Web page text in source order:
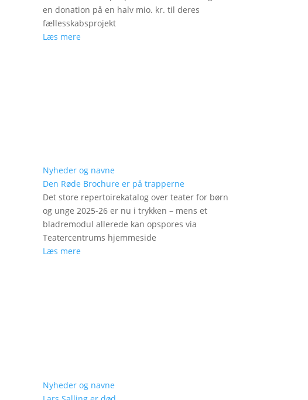
en donation på en halv mio. kr. til deres
fællesskabsprojekt
Læs mere
Nyheder og navne
Den Røde Brochure er på trapperne
Det store repertoirekatalog over teater for børn
og unge 2025-26 er nu i trykken – mens et
bladremodul allerede kan opspores via
Teatercentrums hjemmeside
Læs mere
Nyheder og navne